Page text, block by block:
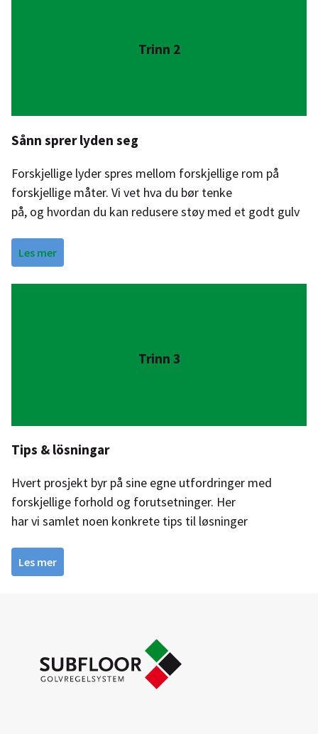
Trinn 2
Sånn sprer lyden seg
Forskjellige lyder spres mellom forskjellige rom på
forskjellige måter. Vi vet hva du bør tenke
på, og hvordan du kan redusere støy med et godt gulv
Les mer
Trinn 3
Tips & lösningar
Hvert prosjekt byr på sine egne utfordringer med
forskjellige forhold og forutsetninger. Her
har vi samlet noen konkrete tips til løsninger
Les mer